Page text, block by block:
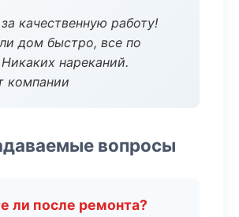
качественную работу!
дом быстро, все по
нареканий.
компании
вопросы
ли после ремонта?